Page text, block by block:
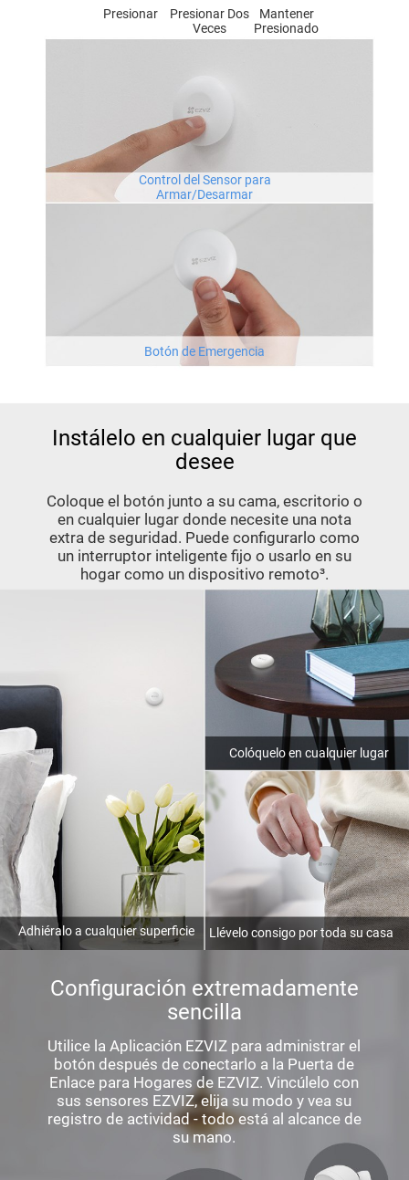
Presionar
Presionar Dos
Veces
Mantener
Presionado
Control del Sensor para
Armar/Desarmar
Botón de Emergencia
Instálelo en cualquier lugar que
desee
Coloque el botón junto a su cama, escritorio o
en cualquier lugar donde necesite una nota
extra de seguridad. Puede configurarlo como
un interruptor inteligente fijo o usarlo en su
hogar como un dispositivo remoto³.
Adhiéralo a cualquier superficie
Colóquelo en cualquier lugar
Llévelo consigo por toda su casa
Configuración extremadamente
sencilla
Utilice la Aplicación EZVIZ para administrar el
botón después de conectarlo a la Puerta de
Enlace para Hogares de EZVIZ. Vincúlelo con
sus sensores EZVIZ, elija su modo y vea su
registro de actividad - todo está al alcance de
su mano.